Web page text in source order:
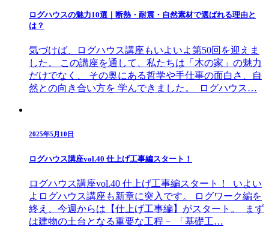
ログハウスの魅力10選｜断熱・耐震・自然素材で選ばれる理由と
は？
気づけば、ログハウス講座もいよいよ第50回を迎えま
した。 この講座を通して、私たちは「木の家」の魅力
だけでなく、 その奥にある哲学や手仕事の面白さ、自
然との向き合い方を 学んできました。 ログハウス…
2025年5月10日
ログハウス講座vol.40 仕上げ工事編スタート！
ログハウス講座vol.40 仕上げ工事編スタート！ いよい
よログハウス講座も新章に突入です。 ログワーク編を
終え、今週からは【仕上げ工事編】がスタート。 まず
は建物の土台となる重要な工程－ 「基礎工…